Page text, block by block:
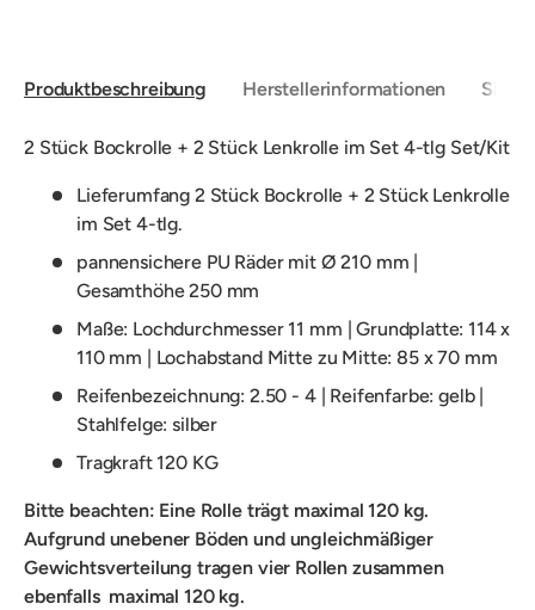
Produktbeschreibung Herstellerinformationen
2 Stück Bockrolle + 2 Stück Lenkrolle im Set 4-tlg Set/Kit
Lieferumfang 2 Stück Bockrolle + 2 Stück Lenkrolle
im Set 4-tlg.
pannensichere PU Räder mit Ø 210 mm |
Gesamthöhe 250 mm
Maße: Lochdurchmesser 11 mm | Grundplatte: 114 x
110 mm | Lochabstand Mitte zu Mitte: 85 x 70 mm
Reifenbezeichnung: 2.50 - 4 | Reifenfarbe: gelb |
Stahlfelge: silber
Tragkraft 120 KG
Bitte beachten: Eine Rolle trägt maximal 120 kg.
Aufgrund unebener Böden und ungleichmäßiger
Gewichtsverteilung tragen vier Rollen zusammen
ebenfalls maximal 120 kg.